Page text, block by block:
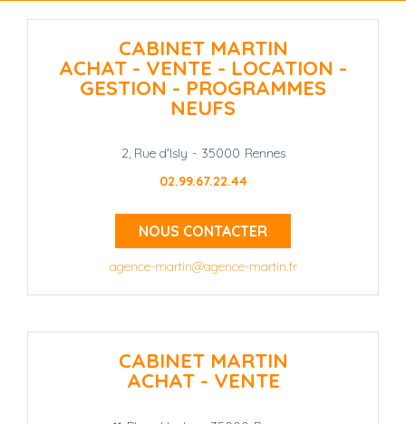
CABINET MARTIN
ACHAT - VENTE - LOCATION -
GESTION - PROGRAMMES
NEUFS
2, Rue d'Isly - 35000 Rennes
02.99.67.22.44
NOUS CONTACTER
agence-martin@agence-martin.fr
CABINET MARTIN
ACHAT - VENTE